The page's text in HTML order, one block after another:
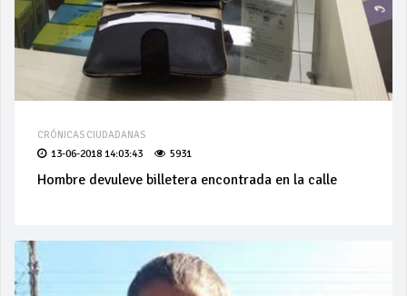
CRÓNICAS CIUDADANAS
13-06-2018 14:03:43 5931
Hombre devuleve billetera encontrada en la calle